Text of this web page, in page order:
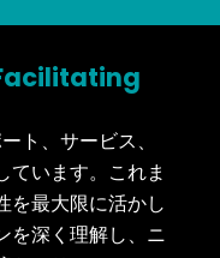
ト、サービス、
ています。これま
を最大限に活かし
を深く理解し、ニ